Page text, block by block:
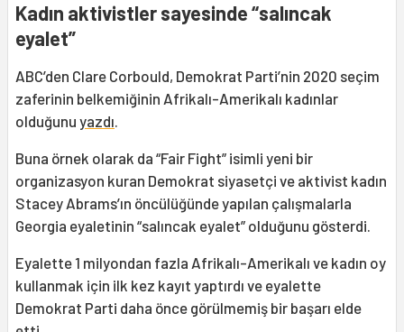
Kadın aktivistler sayesinde “salıncak
eyalet”
ABC’den Clare Corbould, Demokrat Parti’nin 2020 seçim
zaferinin belkemiğinin Afrikalı-Amerikalı kadınlar
olduğunu yazdı.
Buna örnek olarak da “Fair Fight” isimli yeni bir
organizasyon kuran Demokrat siyasetçi ve aktivist kadın
Stacey Abrams’ın öncülüğünde yapılan çalışmalarla
Georgia eyaletinin “salıncak eyalet” olduğunu gösterdi.
Eyalette 1 milyondan fazla Afrikalı-Amerikalı ve kadın oy
kullanmak için ilk kez kayıt yaptırdı ve eyalette
Demokrat Parti daha önce görülmemiş bir başarı elde